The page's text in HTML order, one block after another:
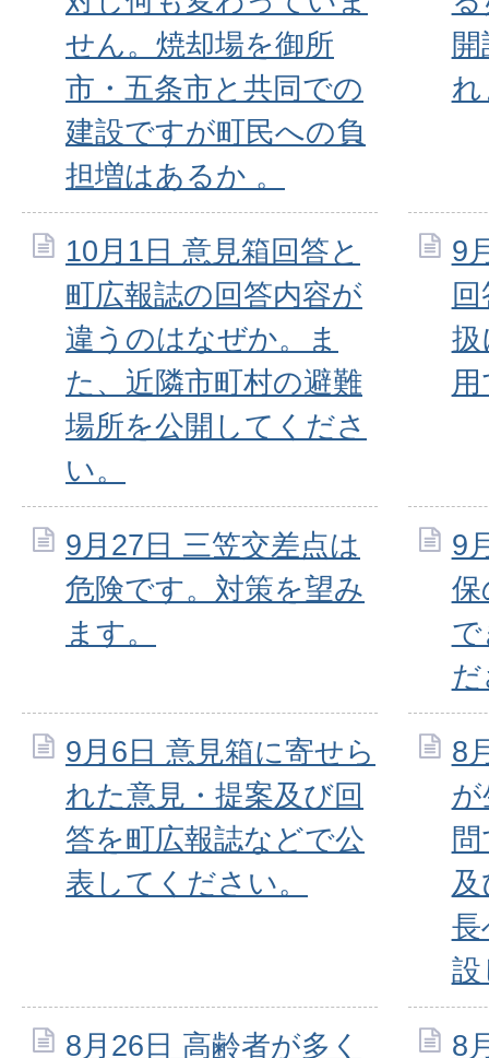
せん。焼却場を御所
市・五条市と共同での
建設ですが町民への負
担増はあるか 。
10月1日 意見箱回答と
町広報誌の回答内容が
違うのはなぜか。ま
た、近隣市町村の避難
場所を公開してくださ
い。
9
扱
9月27日 三笠交差点は
危険です。対策を望み
ます。
9
保
9月6日 意見箱に寄せら
れた意見・提案及び回
答を町広報誌などで公
表してください。
8
長
設
8月26日 高齢者が多く
8